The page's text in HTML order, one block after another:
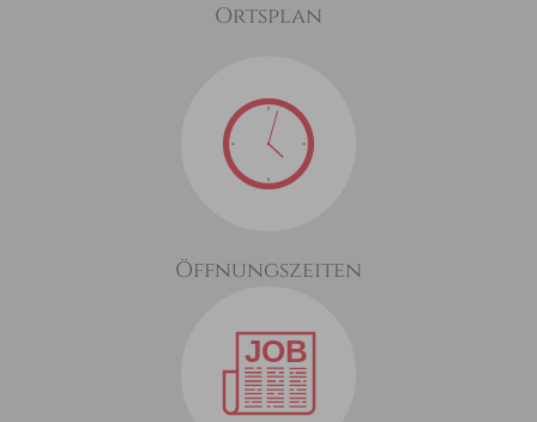
Ortsplan
Öffnungszeiten